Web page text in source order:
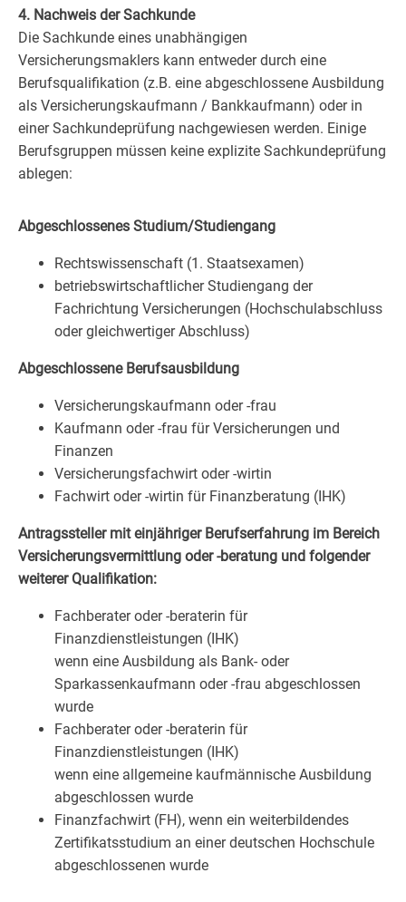
4. Nachweis der Sachkunde
Die Sachkunde eines unabhängigen
Versicherungsmaklers kann entweder durch eine
Berufsqualifikation (z.B. eine abgeschlossene Ausbildung
als Versicherungskaufmann / Bankkaufmann) oder in
einer Sachkundeprüfung nachgewiesen werden. Einige
Berufsgruppen müssen keine explizite Sachkundeprüfung
ablegen:
Abgeschlossenes Studium/Studiengang
Rechtswissenschaft (1. Staatsexamen)
betriebswirtschaftlicher Studiengang der
Fachrichtung Versicherungen (Hochschulabschluss
oder gleichwertiger Abschluss)
Abgeschlossene Berufsausbildung
Versicherungskaufmann oder -frau
Kaufmann oder -frau für Versicherungen und
Finanzen
Versicherungsfachwirt oder -wirtin
Fachwirt oder -wirtin für Finanzberatung (IHK)
Antragssteller mit einjähriger Berufserfahrung im Bereich
Versicherungsvermittlung oder -beratung und folgender
weiterer Qualifikation:
Fachberater oder -beraterin für
Finanzdienstleistungen (IHK)
wenn eine Ausbildung als Bank- oder
Sparkassenkaufmann oder -frau abgeschlossen
wurde
Fachberater oder -beraterin für
Finanzdienstleistungen (IHK)
wenn eine allgemeine kaufmännische Ausbildung
abgeschlossen wurde
Finanzfachwirt (FH), wenn ein weiterbildendes
Zertifikatsstudium an einer deutschen Hochschule
abgeschlossenen wurde